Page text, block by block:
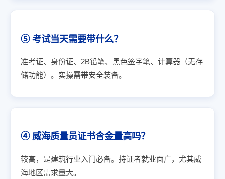
⑤ 考试当天需要带什么？
准考证、身份证、2B铅笔、黑色签字笔、计算器（无存
储功能）。实操需带安全装备。
④ 威海质量员证书含金量高吗？
较高，是建筑行业入门必备。持证者就业面广，尤其威
海地区需求量大。